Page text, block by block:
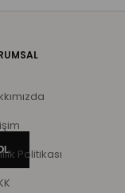
Politikası